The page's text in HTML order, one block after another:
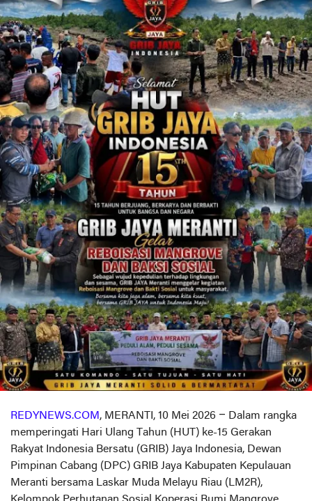
REDYNEWS.COM , MERANTI, 10 Mei 2026 – Dalam rangka
memperingati Hari Ulang Tahun (HUT) ke-15 Gerakan
Rakyat Indonesia Bersatu (GRIB) Jaya Indonesia, Dewan
Pimpinan Cabang (DPC) GRIB Jaya Kabupaten Kepulauan
Meranti bersama Laskar Muda Melayu Riau (LM2R),